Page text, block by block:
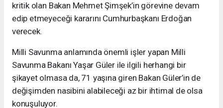
kritik olan Bakan Mehmet Şimşek’in görevine devam
edip etmeyeceği kararını Cumhurbaşkanı Erdoğan
verecek.
Milli Savunma anlamında önemli işler yapan Milli
Savunma Bakanı Yaşar Güler ile ilgili herhangi bir
şikayet olmasa da, 71 yaşına giren Bakan Güler’in de
değişimden nasibini alabileceği az bir ihtimal de olsa
konuşuluyor.